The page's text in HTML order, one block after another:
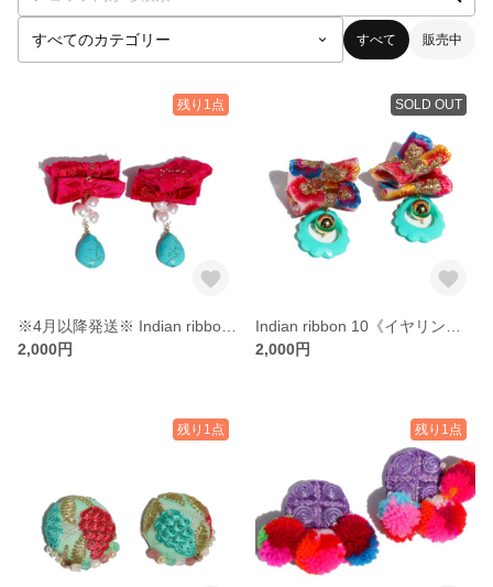
すべて 販売中
残り1点
2,000円
SOLD OUT
2,000円
残り1点 残り1点